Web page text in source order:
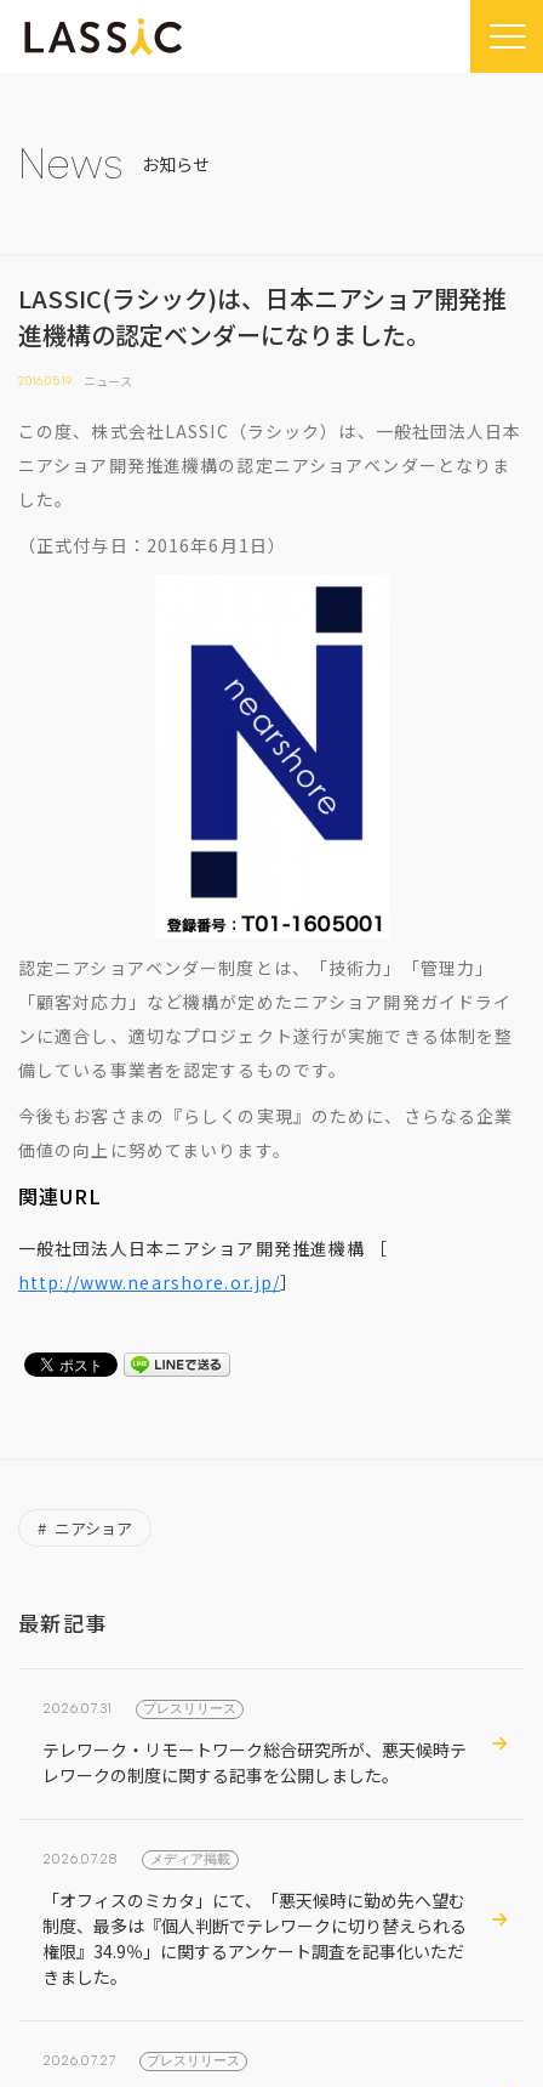
Company
会社概要
代表メッセージ
経営メンバー紹介
拠点一覧
沿革
Remogu（リモグ）・リラシク
Remoguフリーランス
リラシク
ITソリューション
Sustainability TOP
SDGsに対する取り組み
コンプライアンス推進体制
News
News TOP
プレスリリース
ニュース
コーポレート・ガバナンス
ディスクロージャーポリシー
LASSIC Media
LASSIC Media TOP
地方創生コラム
Contact
お問い合わせフォーム
News お知らせ
LASSIC(ラシック)は、日本ニアショア開発推
進機構の認定ベンダーになりました。
2016.05.19 ニュース
この度、株式会社LASSIC（ラシック）は、一般社団法人日本
ニアショア開発推進機構の認定ニアショアベンダーとなりま
した。
（正式付与日：2016年6月1日）
認定ニアショアベンダー制度とは、「技術力」「管理力」
「顧客対応力」など機構が定めたニアショア開発ガイドライ
ンに適合し、適切なプロジェクト遂行が実施できる体制を整
備している事業者を認定するものです。
今後もお客さまの『らしくの実現』のために、さらなる企業
価値の向上に努めてまいります。
関連URL
一般社団法人日本ニアショア開発推進機構 ［
http://www.nearshore.or.jp/］
ニアショア
最新記事
2026.07.31 プレスリリース
テレワーク・リモートワーク総合研究所が、悪天候時テ
レワークの制度に関する記事を公開しました。
2026.07.28 メディア掲載
「オフィスのミカタ」にて、「悪天候時に勤め先へ望む
制度、最多は『個人判断でテレワークに切り替えられる
権限』34.9％」に関するアンケート調査を記事化いただ
きました。
2026.07.27 プレスリリース